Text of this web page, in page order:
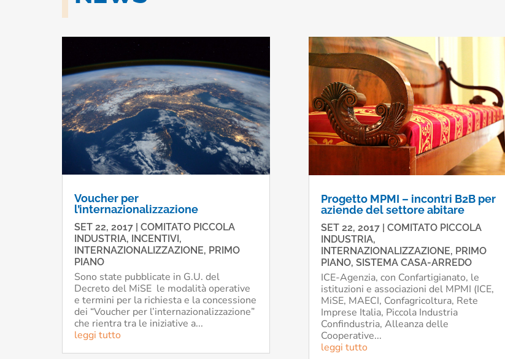
Voucher per
l’internazionalizzazione
SET 22, 2017| COMITATO PICCOLA
INDUSTRIA, INCENTIVI ,
INTERNAZIONALIZZAZIONE, PRIMO
PIANO
Sono state pubblicate in G.U. del
Decreto del MiSE le modalità operative
e termini per la richiesta e la concessione
dei “Voucher per l’internazionalizzazione”
che rientra tra le iniziative a...
leggi tutto
Progetto MPMI – incontri B2B per
aziende del settore abitare
SET 22, 2017| COMITATO PICCOLA
INDUSTRIA,
INTERNAZIONALIZZAZIONE, PRIMO
PIANO, SISTEMA CASA-ARREDO
ICE-Agenzia, con Confartigianato, le
istituzioni e associazioni del MPMI (ICE,
MiSE, MAECI, Confagricoltura, Rete
Imprese Italia, Piccola Industria
Confindustria, Alleanza delle
Cooperative...
leggi tutto